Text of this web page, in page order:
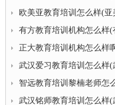
欧美亚教育培训怎么样(
有方教育培训机构怎么样
正大教育培训机构怎么样
武汉爱习教育培训怎么样
智远教育培训黎楠老师怎么
武汉铭师教育培训怎么样